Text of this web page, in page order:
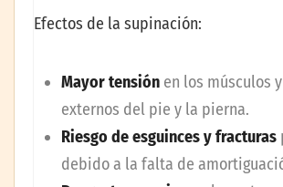
Efectos de la supinación:
Mayor tensión en los músculos
externos del pie y la pierna.
Riesgo de esguinces y fracturas
debido a la falta de